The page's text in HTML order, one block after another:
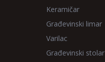
Keramičar
Građevinski limar
Varilac
Građevinski stolar